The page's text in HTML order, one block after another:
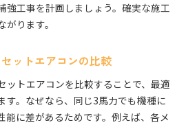
強工事を計画しましょう。確実な施工
ります。
ットエアコンの比較
ットエアコンを比較することで、最適
す。なぜなら、同じ3馬力でも機種に
能に差があるためです。例えば、各メ